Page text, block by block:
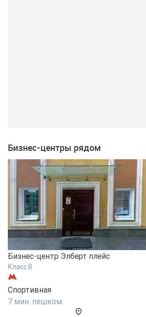
Бизнес-центры рядом
Бизнес-центр Элберт плейс
Класс B
Спортивная
7 мин. пешком